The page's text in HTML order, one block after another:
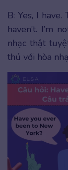
B: Yes, I
haven’t. I’m
nhạc thật
thú với hòa